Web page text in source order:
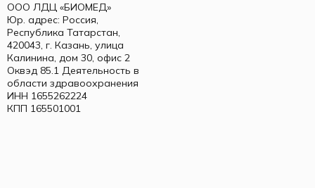
ООО ЛДЦ «БИОМЕД»
Юр. адрес: Россия,
Республика Татарстан,
420043, г. Казань, улица
Калинина, дом 30, офис 2
Оквэд 85.1 Деятельность в
области здравоохранения
ИНН 1655262224
КПП 165501001